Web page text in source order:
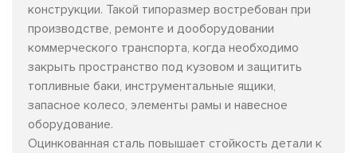
конструкции. Такой типоразмер востребован при
производстве, ремонте и дооборудовании
коммерческого транспорта, когда необходимо
закрыть пространство под кузовом и защитить
топливные баки, инструментальные ящики,
запасное колесо, элементы рамы и навесное
оборудование.
Оцинкованная сталь повышает стойкость детали к